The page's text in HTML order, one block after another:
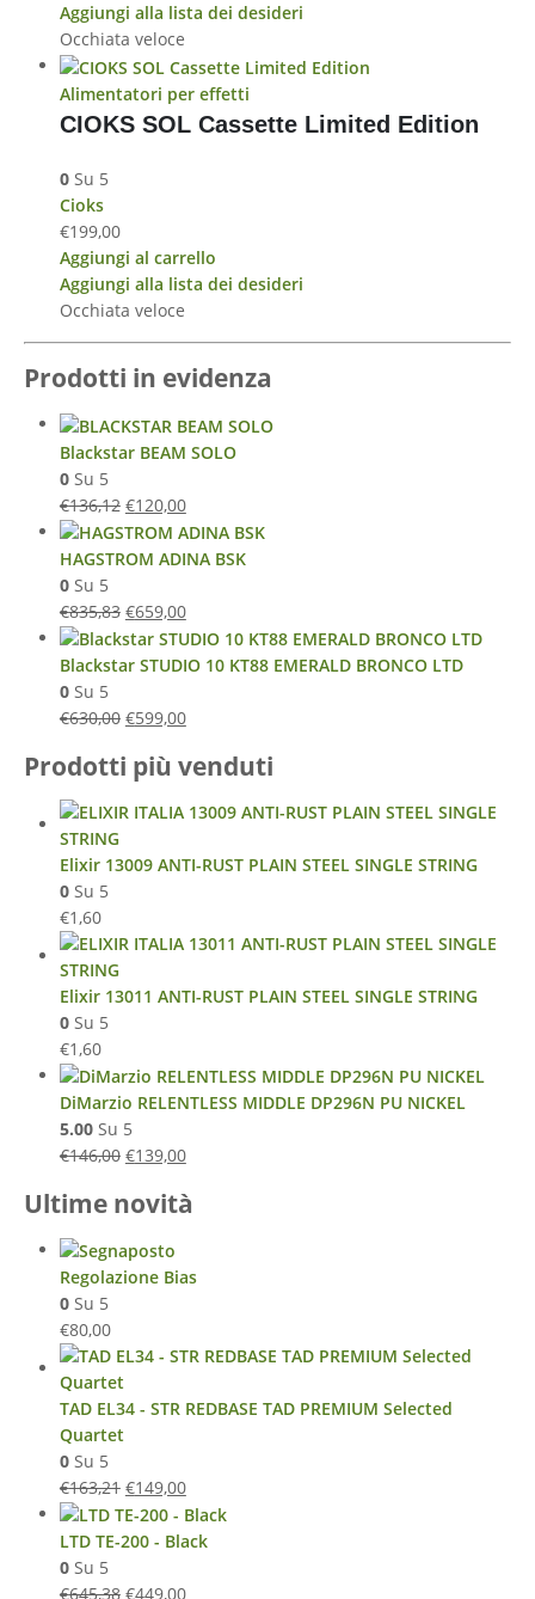
Aggiungi alla lista dei desideri
Occhiata veloce
Alimentatori per effetti
CIOKS SOL Cassette Limited Edition
0Su 5
Cioks
€199,00
Aggiungi al carrello
Aggiungi alla lista dei desideri
Occhiata veloce
Prodotti in evidenza
Blackstar BEAM SOLO
0Su 5
€136,12 €120,00
HAGSTROM ADINA BSK
0Su 5
€835,83 €659,00
Blackstar STUDIO 10 KT88 EMERALD BRONCO LTD
0Su 5
€630,00 €599,00
Prodotti più venduti
Elixir 13009 ANTI-RUST PLAIN STEEL SINGLE STRING
0Su 5
€1,60
Elixir 13011 ANTI-RUST PLAIN STEEL SINGLE STRING
0Su 5
€1,60
DiMarzio RELENTLESS MIDDLE DP296N PU NICKEL
5.00Su 5
€146,00 €139,00
Ultime novità
Regolazione Bias
0Su 5
€80,00
TAD EL34 - STR REDBASE TAD PREMIUM Selected
Quartet
0Su 5
€163,21 €149,00
LTD TE-200 - Black
0Su 5
€645,38 €449,00